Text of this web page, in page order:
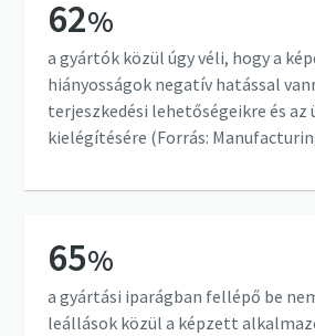
62%
a gyártók közül úgy véli, hogy a
hiányosságok negatív hatással
terjeszkedési lehetőségeikre és az
kielégítésére (Forrás:
65%
a gyártási iparágban fellépő be
leállások közül a képzett